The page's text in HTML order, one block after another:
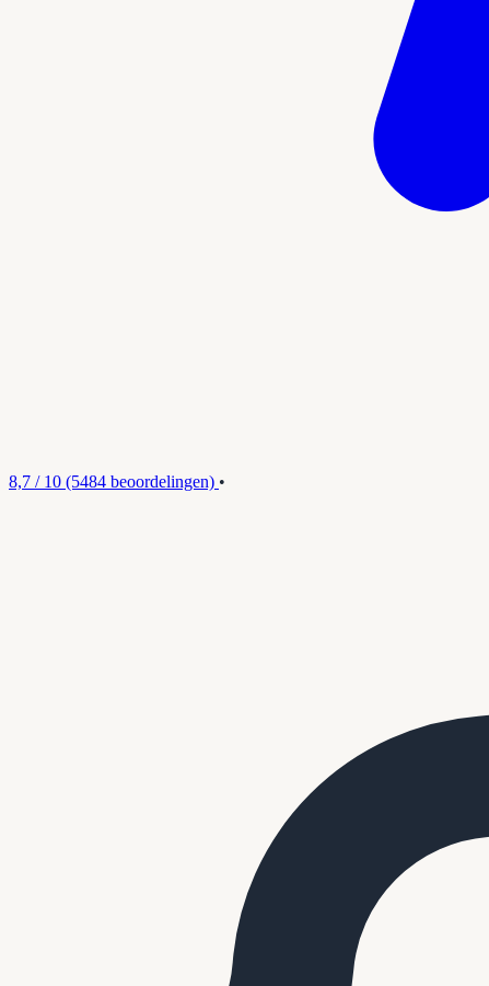
8,7 / 10 (5484 beoordelingen) •